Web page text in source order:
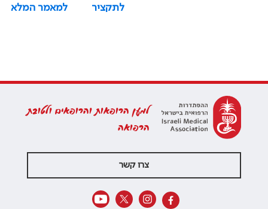
לתקציר
למאמר המלא
למען הרופאות והרופאים ולטובת
הרפואה
צרו קשר